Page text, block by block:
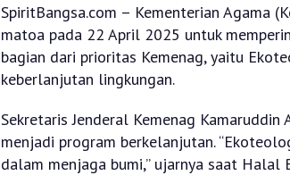
SpiritBangsa.com – Kementerian Agama
matoa pada 22 April 2025 untuk
bagian dari prioritas Kemenag, yaitu
keberlanjutan lingkungan.
Sekretaris Jenderal Kemenag
menjadi program berkelanjutan.
dalam menjaga bumi,” ujarnya saat